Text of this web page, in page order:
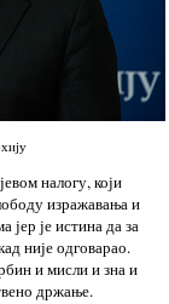
налогу, који
изражавања и
јер је истина да за
није одговарао.
и мисли и зна и
држање.